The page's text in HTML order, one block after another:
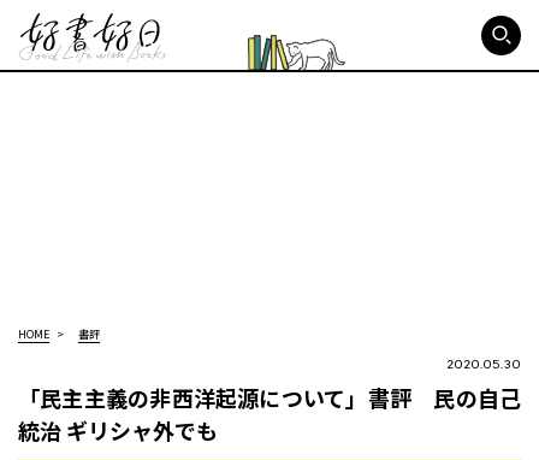
HOME 書評
2020.05.30
「民主主義の非西洋起源について」書評 民の自己
統治 ギリシャ外でも